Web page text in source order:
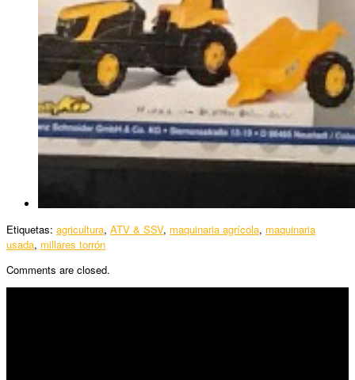
Etiquetas: agricultura, ATV & SSV, maquinaria agrícola, maquinaria
usada, millares torrón
Comments are closed.